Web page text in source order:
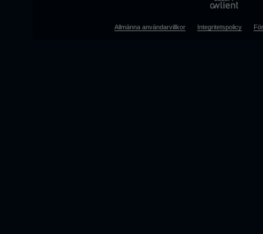
Allmänna användarvillkor Integritetspolicy